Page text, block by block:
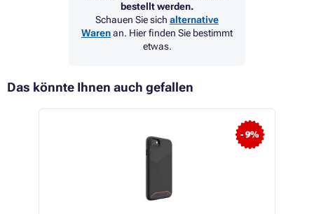
bestellt werden.
Schauen Sie sich alternative
Warenan. Hier finden Sie bestimmt
etwas.
Das könnte Ihnen auch gefallen
- 9%